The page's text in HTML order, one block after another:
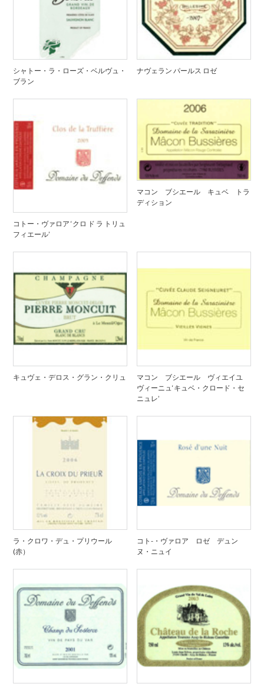
シャトー・ラ・ローズ・ベルヴュ・
ブラン
ナヴェラン パールス ロゼ
コトー・ヴァロア ‘クロ ド ラ トリュ
フィエール’
マコン ブシエール キュベ トラ
ディション
キュヴェ・デロス・グラン・クリュ
マコン ブシエール ヴィエイユ
ヴィーニュ‘キュベ・クロード・セ
ニュレ’
ラ・クロワ・デュ・プリウール
(赤）
コト-・ヴァロア ロゼ デュン
ヌ・ニュイ